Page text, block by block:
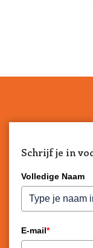
Schrijf je in
Volledige Naam
E-mail*